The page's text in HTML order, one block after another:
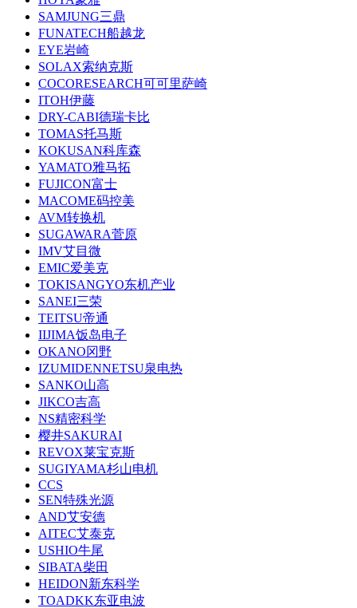
SAMJUNG三鼎
FUNATECH船越龙
EYE岩崎
SOLAX索纳克斯
COCORESEARCH可可里萨崎
ITOH伊藤
DRY-CABI德瑞卡比
TOMAS托马斯
KOKUSAN科库森
YAMATO雅马拓
FUJICON富士
MACOME码控美
AVM转换机
SUGAWARA菅原
IMV艾目微
EMIC爱美克
TOKISANGYO东机产业
SANEI三荣
TEITSU帝通
IIJIMA饭岛电子
OKANO冈野
IZUMIDENNETSU泉电热
SANKO山高
JIKCO吉高
NS精密科学
樱井SAKURAI
REVOX莱宝克斯
SUGIYAMA杉山电机
CCS
SEN特殊光源
AND艾安德
AITEC艾泰克
USHIO牛尾
SIBATA柴田
HEIDON新东科学
TOADKK东亚电波